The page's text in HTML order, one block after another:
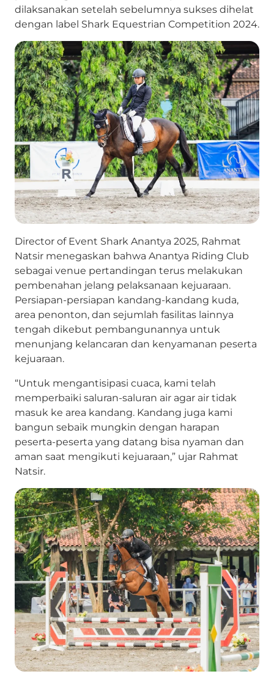
dilaksanakan setelah sebelumnya sukses dihelat
dengan label Shark Equestrian Competition 2024.
Director of Event Shark Anantya 2025, Rahmat
Natsir menegaskan bahwa Anantya Riding Club
sebagai venue pertandingan terus melakukan
pembenahan jelang pelaksanaan kejuaraan.
Persiapan-persiapan kandang-kandang kuda,
area penonton, dan sejumlah fasilitas lainnya
tengah dikebut pembangunannya untuk
menunjang kelancaran dan kenyamanan peserta
kejuaraan.
“Untuk mengantisipasi cuaca, kami telah
memperbaiki saluran-saluran air agar air tidak
masuk ke area kandang. Kandang juga kami
bangun sebaik mungkin dengan harapan
peserta-peserta yang datang bisa nyaman dan
aman saat mengikuti kejuaraan,” ujar Rahmat
Natsir.